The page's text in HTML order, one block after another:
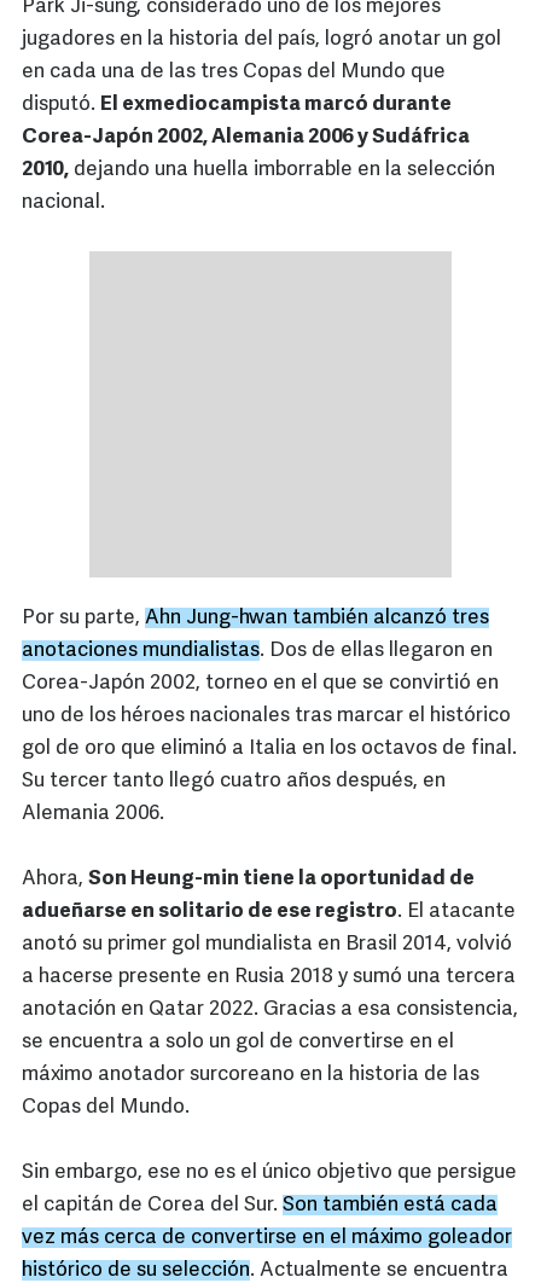
Park Ji-sung, considerado uno de los mejores
jugadores en la historia del país, logró anotar un gol
en cada una de las tres Copas del Mundo que
disputó. El exmediocampista marcó durante
Corea-Japón 2002, Alemania 2006 y Sudáfrica
2010, dejando una huella imborrable en la selección
nacional.
Por su parte, Ahn Jung-hwan también alcanzó tres
anotaciones mundialistas. Dos de ellas llegaron en
Corea-Japón 2002, torneo en el que se convirtió en
uno de los héroes nacionales tras marcar el histórico
gol de oro que eliminó a Italia en los octavos de final.
Su tercer tanto llegó cuatro años después, en
Alemania 2006.
Ahora, Son Heung-min tiene la oportunidad de
adueñarse en solitario de ese registro. El atacante
anotó su primer gol mundialista en Brasil 2014, volvió
a hacerse presente en Rusia 2018 y sumó una tercera
anotación en Qatar 2022. Gracias a esa consistencia,
se encuentra a solo un gol de convertirse en el
máximo anotador surcoreano en la historia de las
Copas del Mundo.
Sin embargo, ese no es el único objetivo que persigue
el capitán de Corea del Sur. Son también está cada
vez más cerca de convertirse en el máximo goleador
histórico de su selección. Actualmente se encuentra